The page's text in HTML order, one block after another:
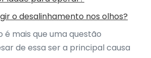
o desalinhamento nos olhos?
é mais que uma questão
de essa ser a principal causa